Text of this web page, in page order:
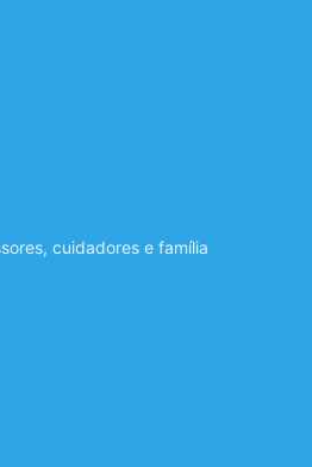
cuidadores e família